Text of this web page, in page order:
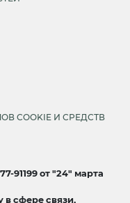
COOKIE И СРЕДСТВ
91199 от "24" марта
сфере связи,